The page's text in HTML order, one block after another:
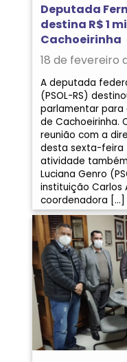
Deputada
destina R$ 1
Cachoeirinha
18 de fevereiro
A deputada
(PSOL-RS)
parlamentar para
de Cachoeirinha.
reunião com a
desta sexta-feira
atividade
Luciana Genro
instituição Carlos
coordenadora […]